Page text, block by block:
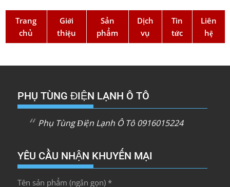
Trang
chủ
Giới
thiệu
Sản
phẩm
Dịch
vụ
Tin
tức
Liên
hệ
PHỤ TÙNG ĐIỆN LẠNH Ô TÔ
Phụ Tùng Điện Lạnh Ô Tô 0916015224
YÊU CẦU NHẬN KHUYẾN MẠI
Tên sản phẩm (ngắn gọn) *